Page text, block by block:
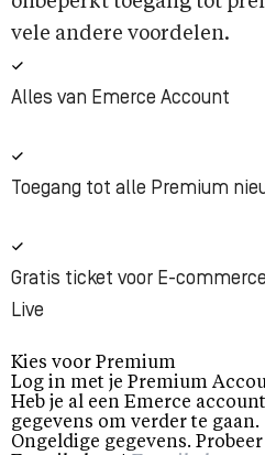
vele andere voordelen.
Alles van Emerce Account
Toegang tot alle Premium
Gratis ticket voor E-
Live
Kies voor Premium
Log in met je Premium
Heb je al een Emerce
gegevens om verder te gaan.
Ongeldige gegevens.